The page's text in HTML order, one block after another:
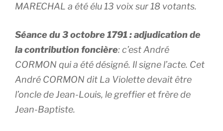
MARECHAL a été élu 13 voix sur 18 votants.
Séance du 3 octobre 1791 : adjudication de
la contribution foncière: c’est André
CORMON qui a été désigné. Il signe l’acte. Cet
André CORMON dit La Violette devait être
l’oncle de Jean-Louis, le greffier et frère de
Jean-Baptiste.